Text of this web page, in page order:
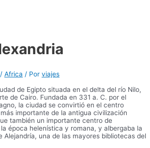
/ Africa / Por viajes
de Egipto situada en el delta del río Nilo,
de Cairo. Fundada en 331 a. C. por el
la ciudad se convirtió en el centro
importante de la antigua civilización
también un importante centro de
época helenística y romana, y albergaba la
Alejandría, una de las mayores bibliotecas del